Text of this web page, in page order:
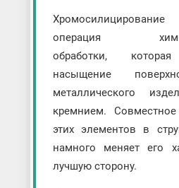
операция химико-
обработки, которая
насыщение
металлического
кремнием.
этих элементов в
намного меняет его
лучшую сторону.